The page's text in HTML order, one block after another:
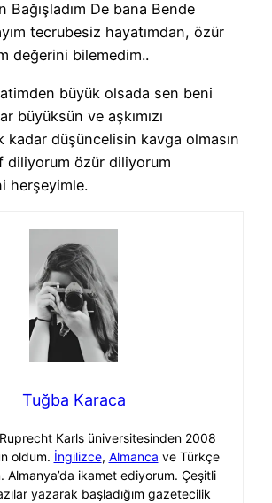
Bağışladım De bana Bende
tecrubesiz hayatımdan, özür
değerini bilemedim..
büyük olsada sen beni
büyüksün ve aşkımızı
kadar düşüncelisin kavga olmasın
diliyorum özür diliyorum
herşeyimle.
Tuğba Karaca
Karls üniversitesinden 2008
oldum. İngilizce, Almanca ve Türkçe
Almanya’da ikamet ediyorum. Çeşitli
yazarak başladığım gazetecilik